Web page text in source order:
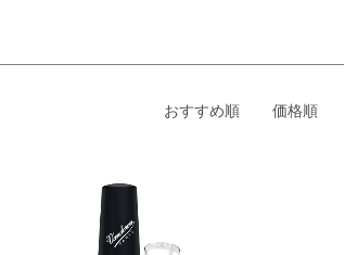
おすすめ順 価格順